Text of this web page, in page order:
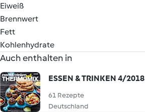
Eiweiß
Brennwert
Fett
Kohlenhydrate
Auch enthalten in
ESSEN & TRINKEN 4/2018
61 Rezepte
Deutschland